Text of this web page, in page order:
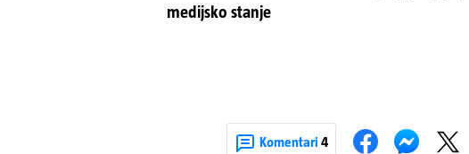
medijsko stanje
Komentari 4